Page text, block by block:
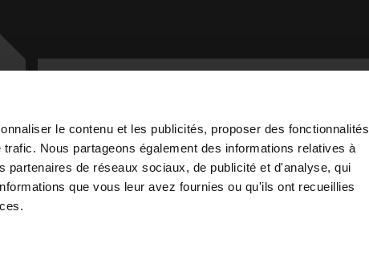
le contenu et les publicités, proposer des fonctionnalités
Nous partageons également des informations relatives à
partenaires de réseaux sociaux, de publicité et d'analyse, qui
que vous leur avez fournies ou qu'ils ont recueillies
TENEZ VOUS INFORMÉ QUICK LINKS